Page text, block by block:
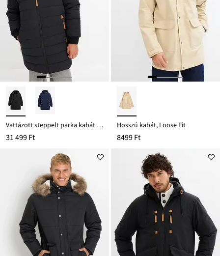
Vattázott steppelt parka kabát kapucnival és bőrutánzatból készült részletekkel
31 499 Ft
Hosszú kabát, Loose Fit
8499 Ft